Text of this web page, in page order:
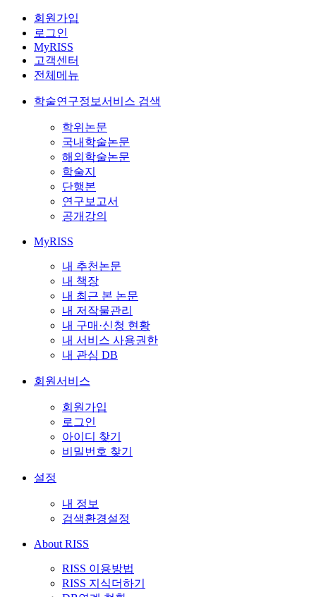
회원가입
로그인
MyRISS
고객센터
전체메뉴
학술연구정보서비스 검색
학위논문
국내학술논문
해외학술논문
학술지
단행본
연구보고서
공개강의
MyRISS
내 추천논문
내 책장
내 최근 본 논문
내 저작물관리
내 구매·신청 현황
내 서비스 사용권한
내 관심 DB
회원서비스
회원가입
로그인
아이디 찾기
비밀번호 찾기
설정
내 정보
검색환경설정
About RISS
RISS 이용방법
RISS 지식더하기